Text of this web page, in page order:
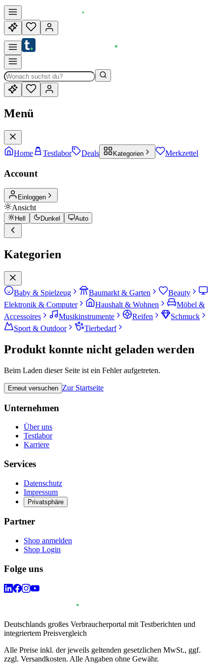
Menü
Home Testlabor Deals Kategorien Merkzettel
Account
Einloggen
Ansicht
Hell Dunkel Auto
Kategorien
Baby & Spielzeug Baumarkt & Garten
Beauty
Elektronik & Computer
Haushalt & Wohnen
Möbel &
Accessoires
Musikinstrumente Reifen
Schmuck
Sport & Outdoor
Tierbedarf
Produkt konnte nicht geladen werden
Beim Laden dieser Seite ist ein Fehler aufgetreten.
Erneut versuchen Zur Startseite
Unternehmen
Über uns
Testlabor
Karriere
Services
Datenschutz
Impressum
Privatsphäre
Partner
Shop anmelden
Shop Login
Folge uns
Deutschlands großes Verbraucherportal mit Testberichten und
integriertem Preisvergleich
Alle Preise inkl. der jeweils geltenden gesetzlichen MwSt., ggf.
zzgl. Versandkosten. Alle Angaben ohne Gewähr.